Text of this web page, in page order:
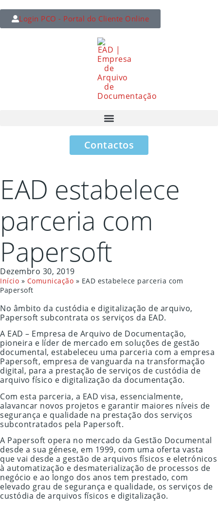
Login PCO - Portal do Cliente Online
Contactos
EAD estabelece
parceria com
Papersoft
Dezembro 30, 2019
Início » Comunicação » EAD estabelece parceria com
Papersoft
No âmbito da custódia e digitalização de arquivo,
Papersoft subcontrata os serviços da EAD.
A EAD – Empresa de Arquivo de Documentação,
pioneira e líder de mercado em soluções de gestão
documental, estabeleceu uma parceria com a empresa
Papersoft, empresa de vanguarda na transformação
digital, para a prestação de serviços de custódia de
arquivo físico e digitalização da documentação.
Com esta parceria, a EAD visa, essencialmente,
alavancar novos projetos e garantir maiores níveis de
segurança e qualidade na prestação dos serviços
subcontratados pela Papersoft.
A Papersoft opera no mercado da Gestão Documental
desde a sua génese, em 1999, com uma oferta vasta
que vai desde a gestão de arquivos físicos e eletrónicos
à automatização e desmaterialização de processos de
negócio e ao longo dos anos tem prestado, com
elevado grau de segurança e qualidade, os serviços de
custódia de arquivos físicos e digitalização.